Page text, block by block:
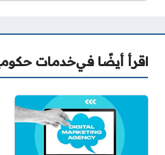
اقرأ أيضًا فيخدمات